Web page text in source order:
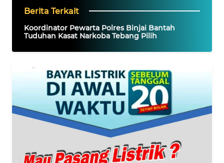
Berita Terkait
Koordinator Pewarta Polres Binjai Bantah
Tuduhan Kasat Narkoba Tebang Pilih
SERBA-
BERITA